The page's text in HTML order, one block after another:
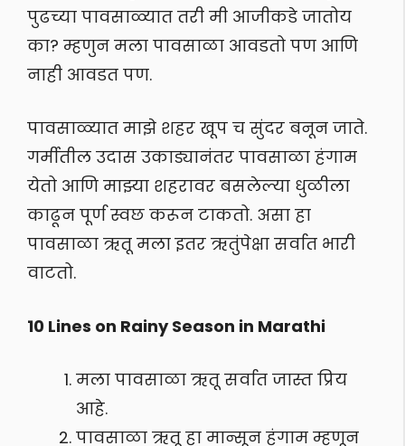
पुढच्या पावसाळ्यात तरी मी आजीकडे जातोय
का? म्हणुन मला पावसाळा आवडतो पण आणि
नाही आवडत पण.
पावसाळ्यात माझे शहर खूप च सुंदर बनून जाते.
गर्मीतील उदास उकाड्यानंतर पावसाळा हंगाम
येतो आणि माझ्या शहरावर बसलेल्या धुळीला
काढून पूर्ण स्वछ करून टाकतो. असा हा
पावसाळा ऋतू मला इतर ऋतुंपेक्षा सर्वात भारी
वाटतो.
10 Lines on Rainy Season in Marathi
मला पावसाळा ऋतू सर्वात जास्त प्रिय
आहे.
पावसाळा ऋतू हा मान्सून हंगाम म्हणून